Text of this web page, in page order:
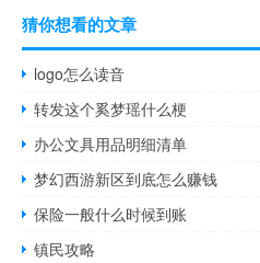
猜你想看的文章
logo怎么读音
转发这个奚梦瑶什么梗
办公文具用品明细清单
梦幻西游新区到底怎么赚钱
保险一般什么时候到账
镇民攻略